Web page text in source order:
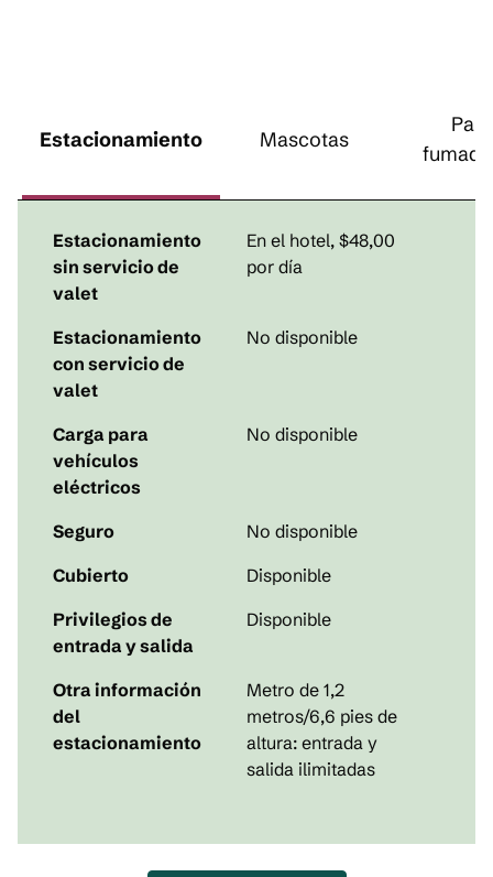
Estacionamiento Mascotas
Para
Estacionamiento
sin servicio de
valet
En el hotel, $48,00
por día
Estacionamiento
con servicio de
valet
No disponible
Carga para
vehículos
eléctricos
No disponible
Seguro
No disponible
Cubierto
Disponible
Privilegios de
entrada y salida
Disponible
Otra información
del
estacionamiento
Metro de 1,2
metros/6,6 pies de
altura: entrada y
salida ilimitadas